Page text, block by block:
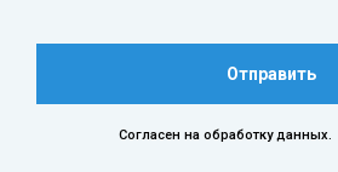
Отправить
Согласен на обработку данных.